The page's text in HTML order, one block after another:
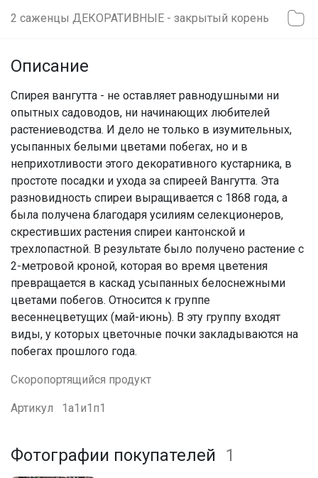
2 саженцы ДЕКОРАТИВНЫЕ - закрытый корень
Описание
Спирея вангутта - не оставляет равнодушными ни
опытных садоводов, ни начинающих любителей
растениеводства. И дело не только в изумительных,
усыпанных белыми цветами побегах, но и в
неприхотливости этого декоративного кустарника, в
простоте посадки и ухода за спиреей Вангутта. Эта
разновидность спиреи выращивается с 1868 года, а
была получена благодаря усилиям селекционеров,
скрестивших растения спиреи кантонской и
трехлопастной. В результате было получено растение с
2-метровой кроной, которая во время цветения
превращается в каскад усыпанных белоснежными
цветами побегов. Относится к группе
весеннецветущих (май-июнь). В эту группу входят
виды, у которых цветочные почки закладываются на
побегах прошлого года.
Скоропортящийся продукт
Артикул 1а1и1п1
Фотографии покупателей 1